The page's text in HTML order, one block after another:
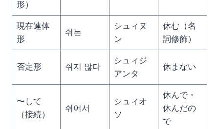
形）
現在連体
形
쉬는
シュィヌ
ン
休む（名
詞修飾）
否定形 쉬지 않다
シュィジ
アンタ
休まない
〜して
（接続）
쉬어서
シュィオ
ソ
休んで・
休んだの
で